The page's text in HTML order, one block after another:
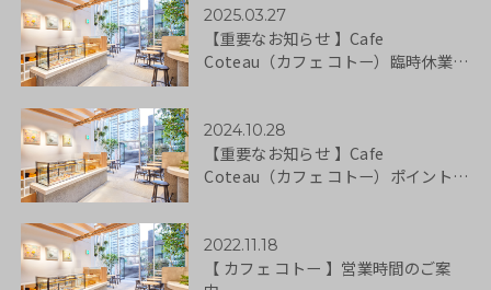
2025.03.27
【重要なお知らせ 】Cafe
Coteau（カフェ コトー）臨時休業の
2024.10.28
【重要なお知らせ 】Cafe
Coteau（カフェ コトー）ポイントサ
2022.11.18
【 カフェ コトー 】営業時間のご案